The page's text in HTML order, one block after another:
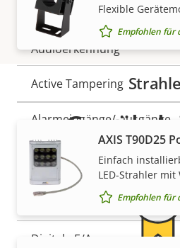
Systemintegration
Eigentumsbeschreibung
Audioerkennung
Active Tampering
Alarmeingänge/-ausgänge
Serielle Anschlüsse
AXIS Camera Application
Digitale E/A
Flexible
Empfohlen für
AXIS T90D25
Einfach
LED-Strahler
Empfohlen für
AUSLAUFPRODUKTE